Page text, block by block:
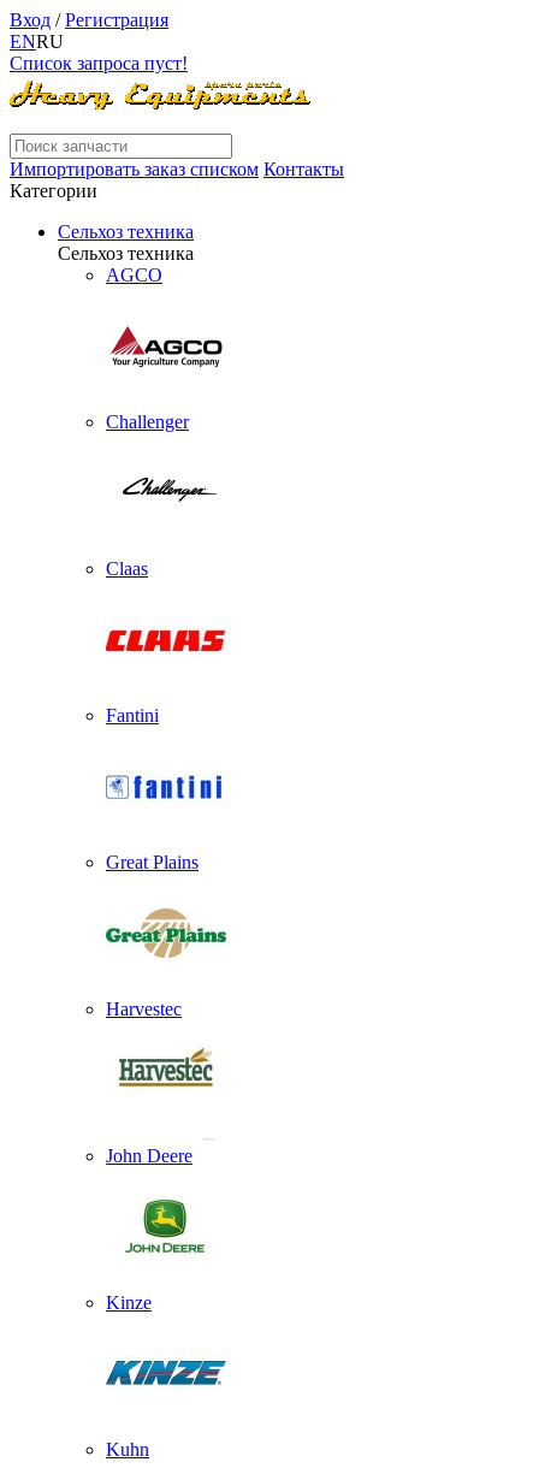
Вход /Регистрация
ENRU
Список запроса пуст!
Импортировать заказ списком Контакты
Категории
Сельхоз техника
Сельхоз техника
AGCO
Challenger
Claas
Fantini
Great Plains
Harvestec
John Deere
Kinze
Kuhn